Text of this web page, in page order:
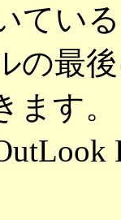
てい
の最
ます